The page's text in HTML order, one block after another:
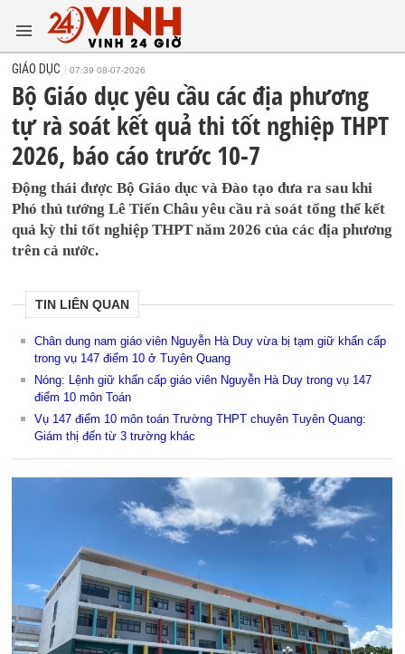
GIÁO DỤC 07:39 08-07-2026
Bộ Giáo dục yêu cầu các địa phương
tự rà soát kết quả thi tốt nghiệp THPT
2026, báo cáo trước 10-7
Động thái được Bộ Giáo dục và Đào tạo đưa ra sau khi
Phó thủ tướng Lê Tiến Châu yêu cầu rà soát tổng thể kết
quả kỳ thi tốt nghiệp THPT năm 2026 của các địa phương
trên cả nước.
TIN LIÊN QUAN
Chân dung nam giáo viên Nguyễn Hà Duy vừa bị tạm giữ khẩn cấp
trong vụ 147 điểm 10 ở Tuyên Quang
Nóng: Lệnh giữ khẩn cấp giáo viên Nguyễn Hà Duy trong vụ 147
điểm 10 môn Toán
Vụ 147 điểm 10 môn toán Trường THPT chuyên Tuyên Quang:
Giám thị đến từ 3 trường khác